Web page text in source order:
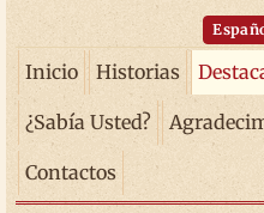
Inicio Historias
¿Sabía Usted?
Contactos